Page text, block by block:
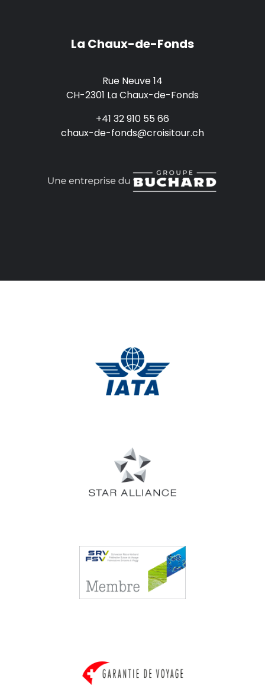
La Chaux-de-Fonds
Rue Neuve 14
CH-2301 La Chaux-de-Fonds
+41 32 910 55 66
chaux-de-fonds@croisitour.ch